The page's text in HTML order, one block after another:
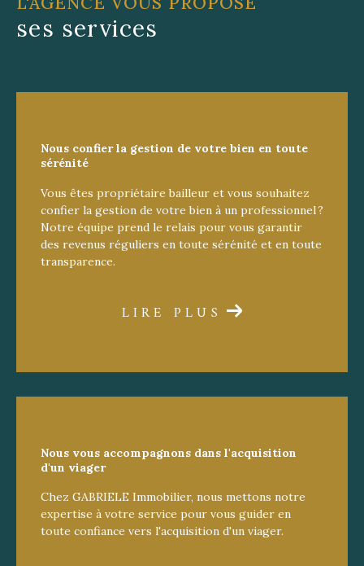
ses services
Nous confier la gestion de votre bien en toute
sérénité
Vous êtes propriétaire bailleur et vous souhaitez
confier la gestion de votre bien à un professionnel ?
Notre équipe prend le relais pour vous garantir
des revenus réguliers en toute sérénité et en toute
transparence.
LIRE PLUS
Nous vous accompagnons dans l'acquisition
d'un viager
Chez GABRIELE Immobilier, nous mettons notre
expertise à votre service pour vous guider en
toute confiance vers l'acquisition d'un viager.